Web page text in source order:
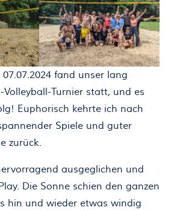
fand unser lang
Turnier statt, und es
Euphorisch kehrte ich nach
Spiele und guter
zurück.
ausgeglichen und
Die Sonne schien den ganzen
hin und wieder etwas windig